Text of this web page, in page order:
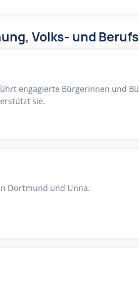
Volks- und
engagierte Bürgerinnen und
sie.
Dortmund und Unna.